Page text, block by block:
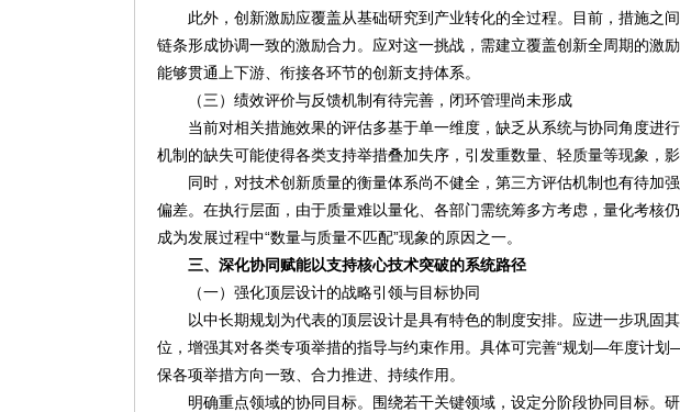
此外，创新激励应覆盖从基础研究到产业转化的全过程。目前，措施之
链条形成协调一致的激励合力。应对这一挑战，需建立覆盖创新全周期的激
能够贯通上下游、衔接各环节的创新支持体系。
（三）绩效评价与反馈机制有待完善，闭环管理尚未形成
当前对相关措施效果的评估多基于单一维度，缺乏从系统与协同角度进
机制的缺失可能使得各类支持举措叠加失序，引发重数量、轻质量等现象，影
同时，对技术创新质量的衡量体系尚不健全，第三方评估机制也有待加
偏差。在执行层面，由于质量难以量化、各部门需统筹多方考虑，量化考核
成为发展过程中“数量与质量不匹配”现象的原因之一。
三、深化协同赋能以支持核心技术突破的系统路径
（一）强化顶层设计的战略引领与目标协同
以中长期规划为代表的顶层设计是具有特色的制度安排。应进一步巩固
位，增强其对各类专项举措的指导与约束作用。具体可完善“规划—年度计
保各项举措方向一致、合力推进、持续作用。
明确重点领域的协同目标。围绕若干关键领域，设定分阶段协同目标。